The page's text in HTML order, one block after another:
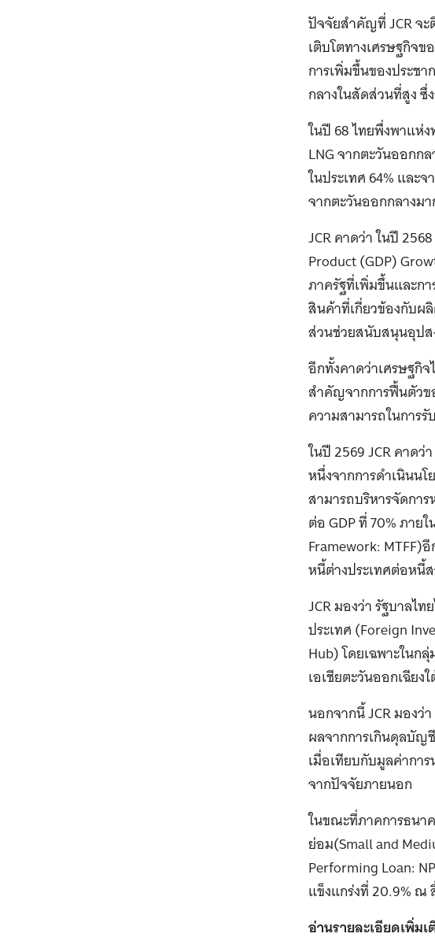
ปัจจัยสำคัญที่ JCR จ
เติบโตทางเศรษฐกิจ
การเพิ่มขึ้นของประช
กลางในสัดส่วนที่สูง ซึ่
ในปี 68 ไทยพึ่งพาแห่
LNG จากตะวันออกก
ในประเทศ 64% และ
จากตะวันออกกลางม
JCR คาดว่า ในปี
Product (GDP)
ภาครัฐที่เพิ่มขึ้นและก
สินค้าที่เกี่ยวข้องกับผ
ส่วนช่วยสนับสนุนอุปส
อีกทั้งคาดว่าเศรษฐกิ
สำคัญจากการฟื้นตัวข
ความสามารถในการ
ในปี 2569 JCR คาด
หนึ่งจากการดำเนินนโ
สามารถบริหารจัดกา
ต่อ GDP ที่ 70% ภาย
Framework:
หนี้ต่างประเทศต่อหนี้
JCR มองว่า รัฐบาลไ
ประเทศ (Foreign
Hub) โดยเฉพาะใน
เอเชียตะวันออกเฉีย
นอกจากนี้ JCR มองว่
ผลจากการเกินดุลบัญ
เมื่อเทียบกับมูลค่ากา
จากปัจจัยภายนอก
ในขณะที่ภาคการธนา
ย่อม(Small and
Performing Loan:
แข็งแกร่งที่ 20.9% ณ
อ่านรายละเอียดเพิ่มเ